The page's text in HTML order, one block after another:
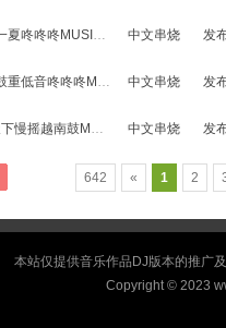
DJ大宝-2026全中文FUNKY清凉一夏咚咚咚MUSIC慢摇大碟 中文串烧 发
DJ大宝-2026全中文FUNKY空灵鼓重低音咚咚咚MUSIC慢摇大碟 中文串烧 发
DJ大宝-2026全中文LAK向云端天下慢摇越南鼓MUSIC慢摇大碟 中文串烧 发
642 « 1 2
本站仅提供音乐作品DJ版本的推广
Copyright © 2023